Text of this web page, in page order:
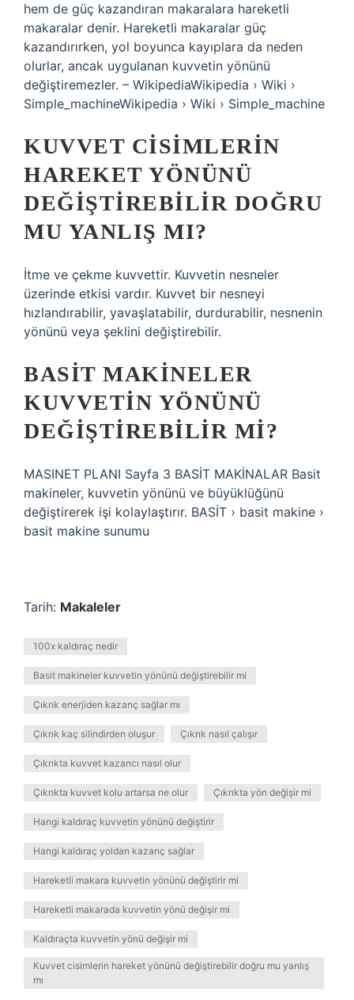
hem de güç kazandıran makaralara hareketli
makaralar denir. Hareketli makaralar güç
kazandırırken, yol boyunca kayıplara da neden
olurlar, ancak uygulanan kuvvetin yönünü
değiştiremezler. – WikipediaWikipedia › Wiki ›
Simple_machineWikipedia › Wiki › Simple_machine
KUVVET CISIMLERIN
HAREKET YÖNÜNÜ
DEĞIŞTIREBILIR DOĞRU
MU YANLIŞ MI?
İtme ve çekme kuvvettir. Kuvvetin nesneler
üzerinde etkisi vardır. Kuvvet bir nesneyi
hızlandırabilir, yavaşlatabilir, durdurabilir, nesnenin
yönünü veya şeklini değiştirebilir.
BASIT MAKINELER
KUVVETIN YÖNÜNÜ
DEĞIŞTIREBILIR MI?
MASINET PLANI Sayfa 3 BASİT MAKİNALAR Basit
makineler, kuvvetin yönünü ve büyüklüğünü
değiştirerek işi kolaylaştırır. BASİT › basit makine ›
basit makine sunumu
Tarih: Makaleler
100x kaldıraç nedir
Basit makineler kuvvetin yönünü değiştirebilir mi
Çıkrık enerjiden kazanç sağlar mı
Çıkrık kaç silindirden oluşur Çıkrık nasıl çalışır
Çıkrıkta kuvvet kazancı nasıl olur
Çıkrıkta kuvvet kolu artarsa ne olur Çıkrıkta yön değişir mi
Hangi kaldıraç kuvvetin yönünü değiştirir
Hangi kaldıraç yoldan kazanç sağlar
Hareketli makara kuvvetin yönünü değiştirir mi
Hareketli makarada kuvvetin yönü değişir mi
Kaldıraçta kuvvetin yönü değişir mi
Kuvvet cisimlerin hareket yönünü değiştirebilir doğru mu yanlış
mı